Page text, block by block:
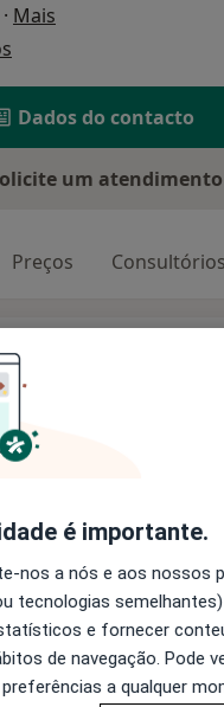
· Mais
Dados do contacto
um atendimento
Preços Consultórios
Tireóide
mais detalhes
sobre a
Endocrinologia
é importante.
nos a nós e aos nossos
tecnologias
e fornecer
de navegação. Pode
a qualquer